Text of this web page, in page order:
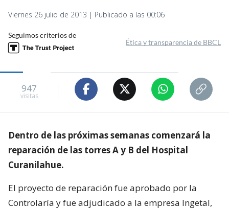
Viernes 26 julio de 2013 | Publicado a las 00:06
Seguimos criterios de
Ética y transparencia de BBCL
947
visitas
Dentro de las próximas semanas comenzará la
reparación de las torres A y B del Hospital
Curanilahue.
El proyecto de reparación fue aprobado por la
Controlaría y fue adjudicado a la empresa Ingetal,